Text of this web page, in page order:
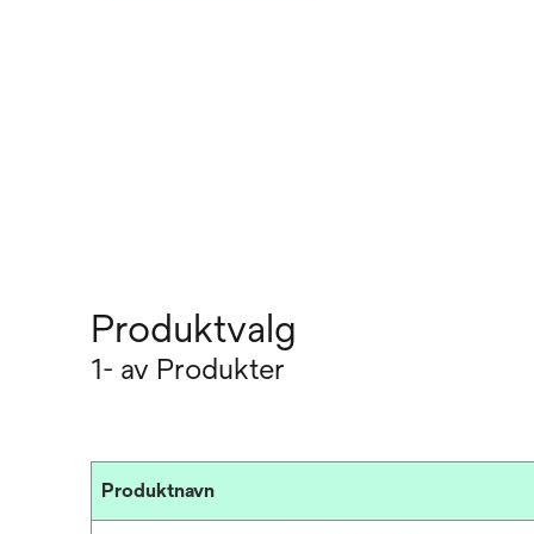
Produktvalg
1- av Produkter
Produktnavn